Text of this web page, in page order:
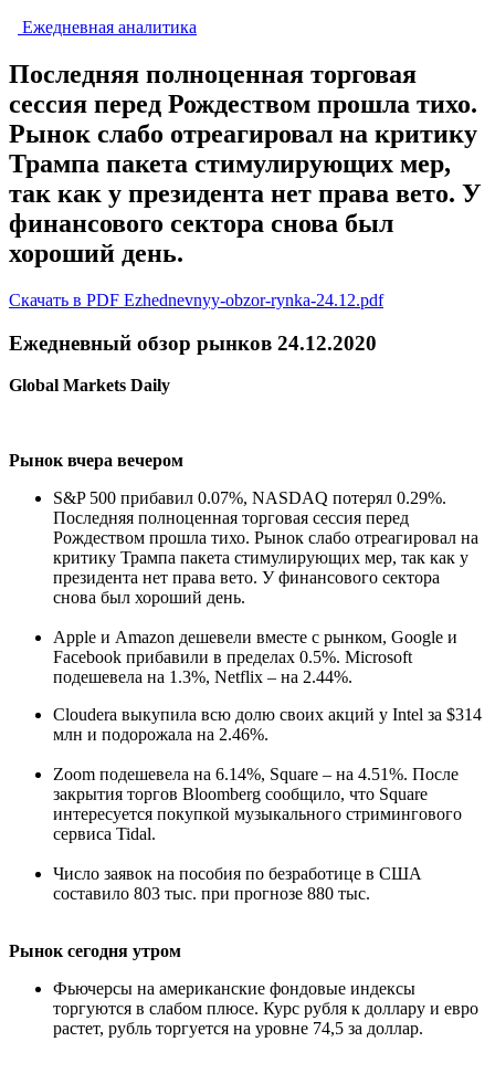
Ежедневная аналитика
Последняя полноценная торговая
сессия перед Рождеством прошла тихо.
Рынок слабо отреагировал на критику
Трампа пакета стимулирующих мер,
так как у президента нет права вето. У
финансового сектора снова был
хороший день.
Скачать в PDF Ezhednevnyy-obzor-rynka-24.12.pdf
Ежедневный обзор рынков 24.12.2020
Global Markets Daily
Рынок вчера вечером
S&P 500 прибавил 0.07%, NASDAQ потерял 0.29%.
Последняя полноценная торговая сессия перед
Рождеством прошла тихо. Рынок слабо отреагировал на
критику Трампа пакета стимулирующих мер, так как у
президента нет права вето. У финансового сектора
снова был хороший день.
Apple и Amazon дешевели вместе с рынком, Google и
Facebook прибавили в пределах 0.5%. Microsoft
подешевела на 1.3%, Netflix – на 2.44%.
Cloudera выкупила всю долю своих акций у Intel за $314
млн и подорожала на 2.46%.
Zoom подешевела на 6.14%, Square – на 4.51%. После
закрытия торгов Bloomberg сообщило, что Square
интересуется покупкой музыкального стримингового
сервиса Tidal.
Число заявок на пособия по безработице в США
составило 803 тыс. при прогнозе 880 тыс.
Рынок сегодня утром
Фьючерсы на американские фондовые индексы
торгуются в слабом плюсе. Курс рубля к доллару и евро
растет, рубль торгуется на уровне 74,5 за доллар.